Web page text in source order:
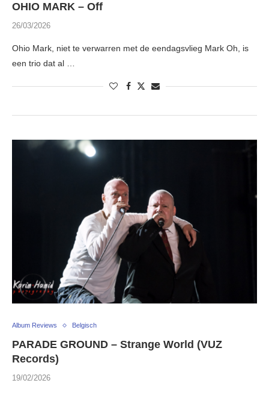
OHIO MARK – Off
26/03/2026
Ohio Mark, niet te verwarren met de eendagsvlieg Mark Oh, is
een trio dat al …
Album Reviews Belgisch
PARADE GROUND – Strange World (VUZ
Records)
19/02/2026